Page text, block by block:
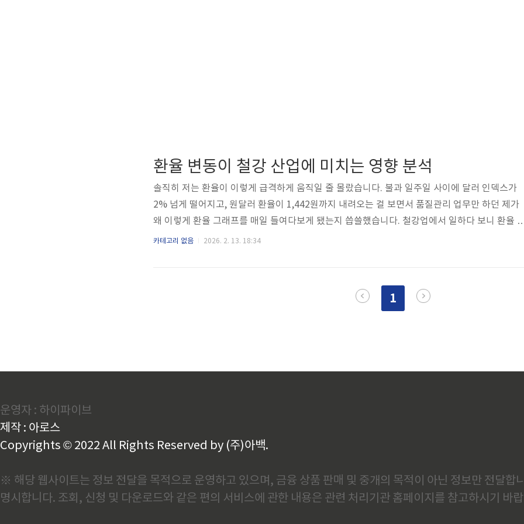
환율 변동이 철강 산업에 미치는 영향 분석
솔직히 저는 환율이 이렇게 급격하게 움직일 줄 몰랐습니다. 불과 일주일 사이에 달러 인덱스가
2% 넘게 떨어지고, 원달러 환율이 1,442원까지 내려오는 걸 보면서 품질관리 업무만 하던 제가
왜 이렇게 환율 그래프를 매일 들여다보게 됐는지 씁쓸했습니다. 철강업에서 일하다 보니 환율
동이 단순한 숫자가 아니라 우리 회사의 수익성과 직결된다는 걸 뼈저리게 느끼고 있습니다. 최
율에 민감한 업종에 계신 분들은 더욱 주의 깊게 지켜봐야 할 시점입니다.달러 인덱스 급락의 세
카테고리 없음 2026. 2. 13. 18:34
1
운영자 : 하이파이브
제작 : 아로스
Copyrights © 2022 All Rights Reserved by (주)아백.
※ 해당 웹사이트는 정보 전달을 목적으로 운영하고 있으며, 금융 상품 판매 및 중개의 목적이 아닌 정보만 전달합
명시합니다. 조회, 신청 및 다운로드와 같은 편의 서비스에 관한 내용은 관련 처리기관 홈페이지를 참고하시기 바